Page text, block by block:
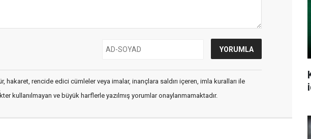
hakaret, rencide edici cümleler veya imalar, inançlara saldırı içeren, imla kuralları ile
kullanılmayan ve büyük harflerle yazılmış yorumlar onaylanmamaktadır.